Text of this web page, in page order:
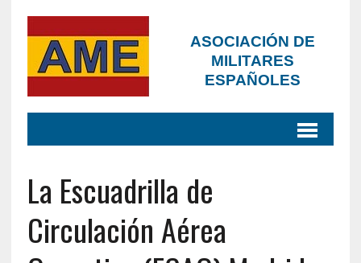
ASOCIACIÓN DE
MILITARES
ESPAÑOLES
La Escuadrilla de
Circulación Aérea